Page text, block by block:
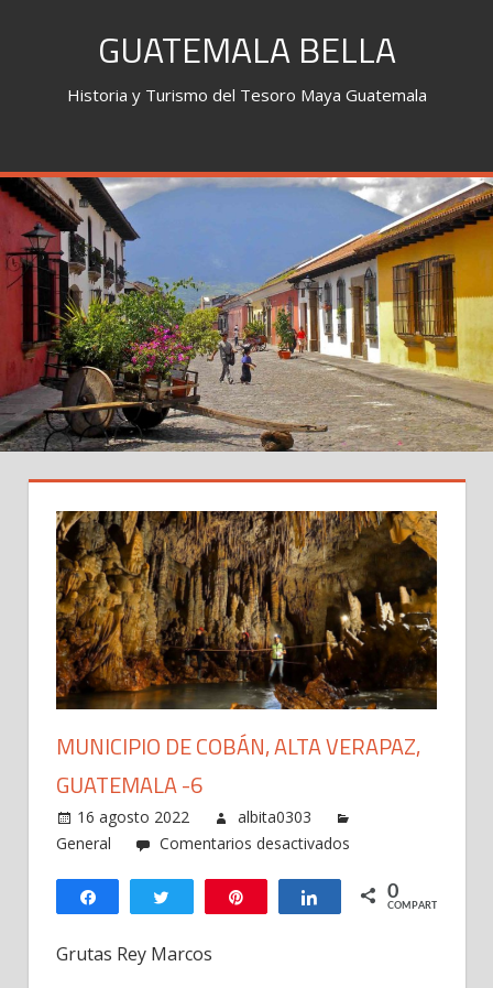
GUATEMALA BELLA
Historia y Turismo del Tesoro Maya Guatemala
MUNICIPIO DE COBÁN, ALTA VERAPAZ,
GUATEMALA -6
16 agosto 2022
albita0303
General
Comentarios desactivados
de
Compartir Twittear Compartir
0
COMPARTIR
Grutas Rey Marcos